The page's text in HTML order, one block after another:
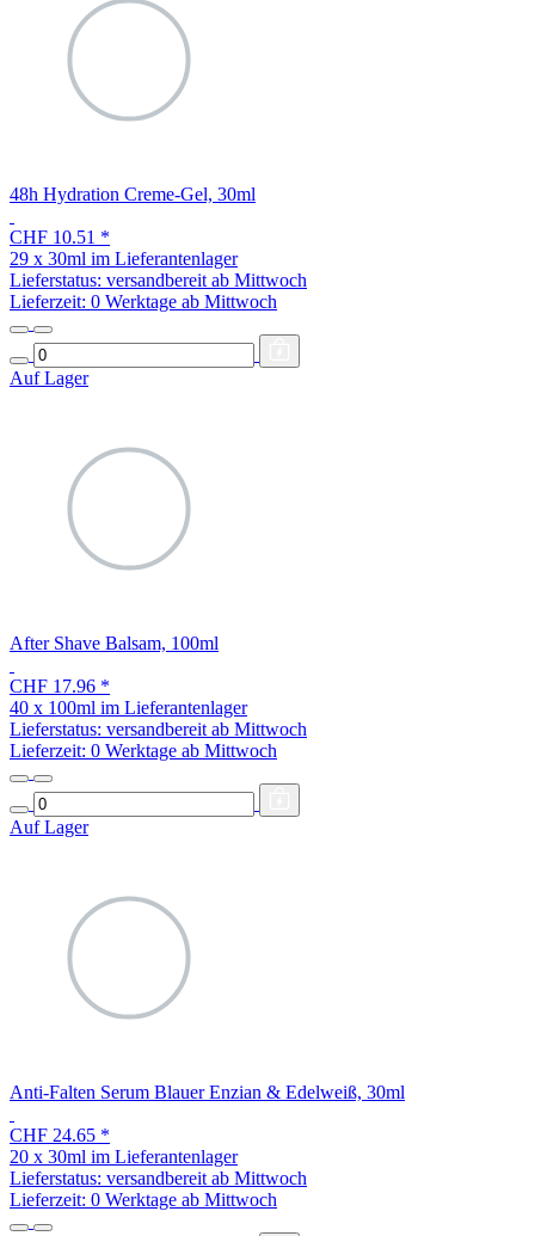
48h Hydration Creme-Gel, 30ml
CHF 10.51 *
29 x 30ml im Lieferantenlager
Lieferstatus: versandbereit ab Mittwoch
Lieferzeit: 0 Werktage ab Mittwoch
Auf Lager
After Shave Balsam, 100ml
CHF 17.96 *
40 x 100ml im Lieferantenlager
Lieferstatus: versandbereit ab Mittwoch
Lieferzeit: 0 Werktage ab Mittwoch
Auf Lager
Anti-Falten Serum Blauer Enzian & Edelweiß, 30ml
CHF 24.65 *
20 x 30ml im Lieferantenlager
Lieferstatus: versandbereit ab Mittwoch
Lieferzeit: 0 Werktage ab Mittwoch